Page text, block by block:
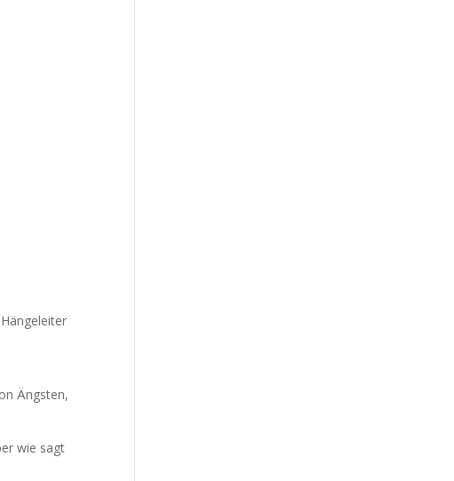
Ängsten,
wie sagt